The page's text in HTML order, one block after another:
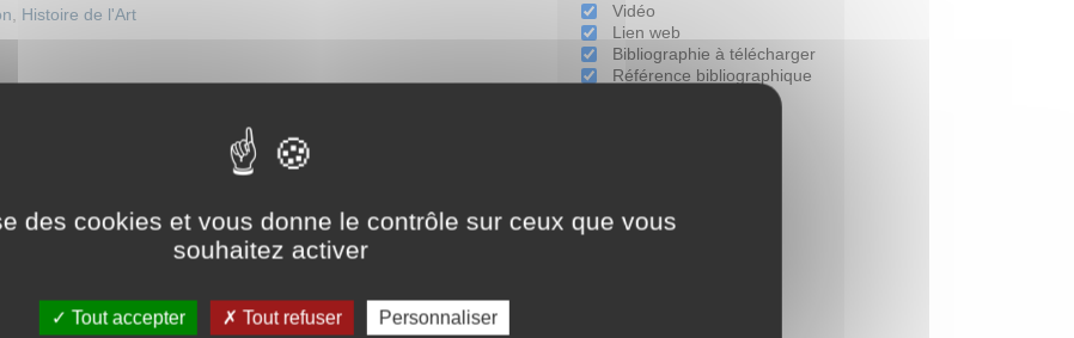
Histoire de l'Art
Empire ottoman (dont Balkans) et République de Turquie
Vidéo
Lien web
Bibliographie à télécharger
Référence bibliographique
des cookies et vous donne le contrôle sur ceux que vous
souhaitez activer
Tout accepter Tout refuser Personnaliser